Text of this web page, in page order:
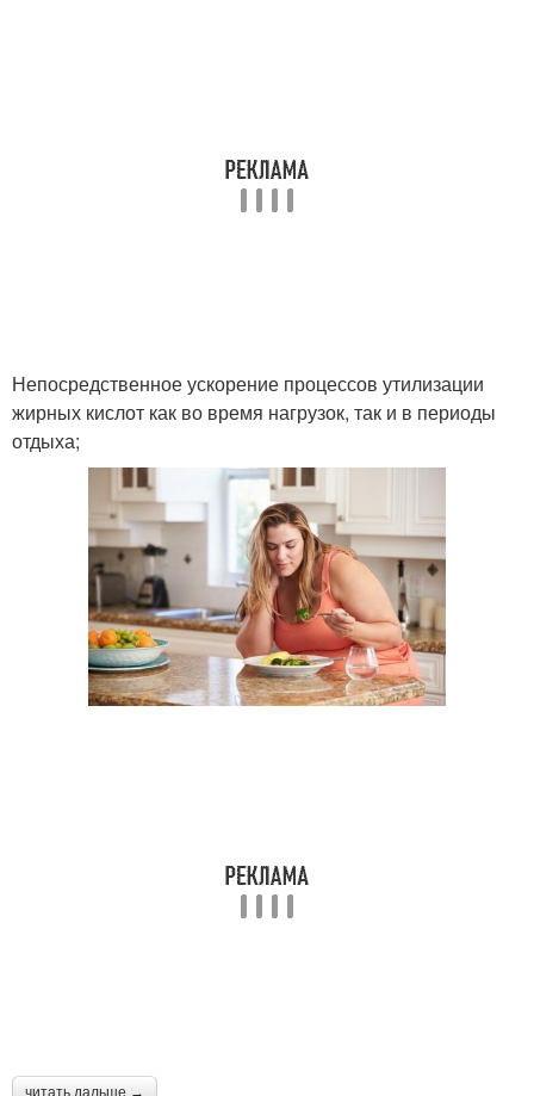
Непосредственное ускорение процессов утилизации
жирных кислот как во время нагрузок, так и в периоды
отдыха;
читать дальше →